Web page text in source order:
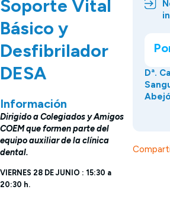
Soporte Vital
Básico y
Desfibrilador
DESA
Información
Dirigido a Colegiados y Amigos
COEM que formen parte del
equipo auxiliar de la clínica
dental.
VIERNES 28 DE JUNIO : 15:30 a
20:30 h.
Dª.